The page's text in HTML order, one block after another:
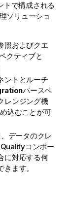
トで構成される
ソリューショ
照およびクエ
クティブと
ントとルーチ
パースペ
レンジング機
込むことが可
データのクレ
コンポー
に対応する何
ます。